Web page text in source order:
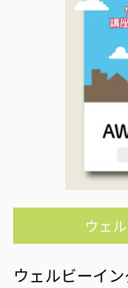
ウェ
ウェルビーイ